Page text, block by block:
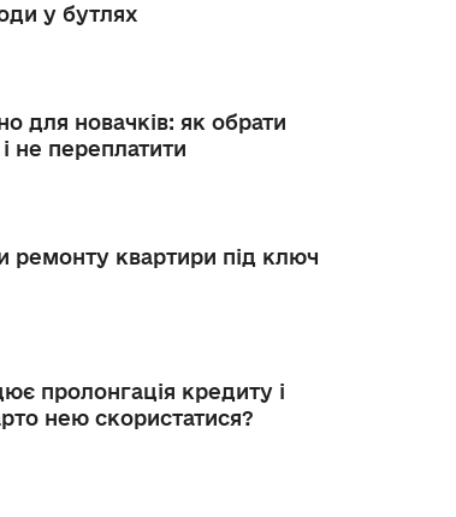
у бутлях
для новачків: як обрати
не переплатити
ремонту квартири під ключ
пролонгація кредиту і
нею скористатися?